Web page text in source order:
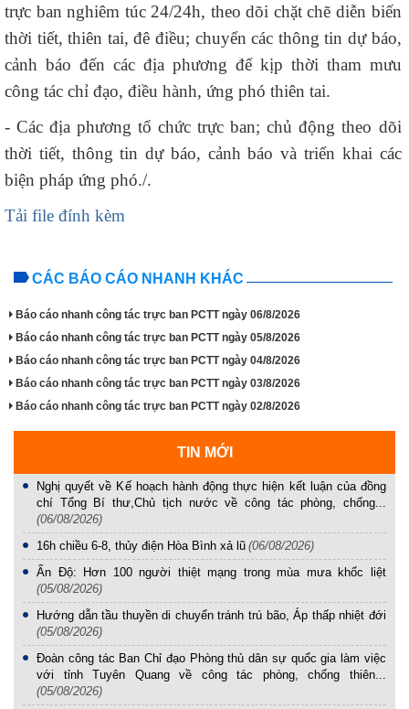
trực ban nghiêm túc 24/24h, theo dõi chặt chẽ diễn biến
thời tiết, thiên tai, đê điều; chuyển các thông tin dự báo,
cảnh báo đến các địa phương để kịp thời tham mưu
công tác chỉ đạo, điều hành, ứng phó thiên tai.
- Các địa phương tổ chức trực ban; chủ động theo dõi
thời tiết, thông tin dự báo, cảnh báo và triển khai các
biện pháp ứng phó./.
Tải file đính kèm
CÁC BÁO CÁO NHANH KHÁC
Báo cáo nhanh công tác trực ban PCTT ngày 06/8/2026
Báo cáo nhanh công tác trực ban PCTT ngày 05/8/2026
Báo cáo nhanh công tác trực ban PCTT ngày 04/8/2026
Báo cáo nhanh công tác trực ban PCTT ngày 03/8/2026
Báo cáo nhanh công tác trực ban PCTT ngày 02/8/2026
TIN MỚI
Nghị quyết về Kế hoạch hành động thực hiện kết luận của đồng
chí Tổng Bí thư,Chủ tịch nước về công tác phòng, chống...
(06/08/2026)
16h chiều 6-8, thủy điện Hòa Bình xả lũ (06/08/2026)
Ấn Độ: Hơn 100 người thiệt mạng trong mùa mưa khốc liệt
(05/08/2026)
Hướng dẫn tầu thuyền di chuyển tránh trú bão, Áp thấp nhiệt đới
(05/08/2026)
Đoàn công tác Ban Chỉ đạo Phòng thủ dân sự quốc gia làm việc
với tỉnh Tuyên Quang về công tác phòng, chống thiên...
(05/08/2026)